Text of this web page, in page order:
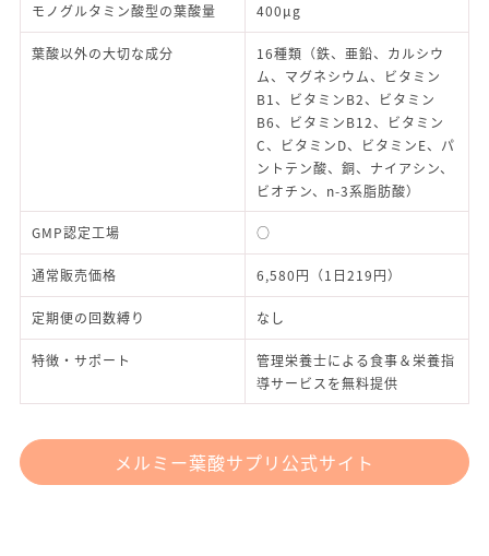
モノグルタミン酸型の葉酸量 400μg
葉酸以外の大切な成分
16種類（鉄、亜鉛、カルシウ
ム、マグネシウム、ビタミン
B1、ビタミンB2、ビタミン
B6、ビタミンB12、ビタミン
C、ビタミンD、ビタミンE、パ
ントテン酸、銅、ナイアシン、
ビオチン、n-3系脂肪酸）
GMP認定工場 ○
通常販売価格 6,580円（1日219円）
定期便の回数縛り なし
特徴・サポート
管理栄養士による食事＆栄養指
導サービスを無料提供
メルミー葉酸サプリ公式サイト